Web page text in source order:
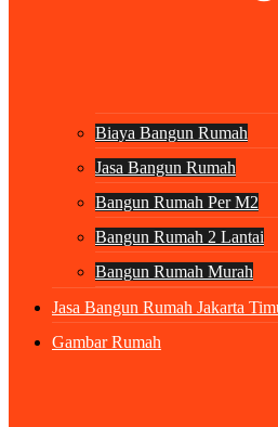
Biaya Bangun Rumah
Jasa Bangun Rumah
Bangun Rumah Per M2
Bangun Rumah 2 Lantai
Bangun Rumah Murah
Jasa Bangun Rumah Jakarta
Gambar Rumah